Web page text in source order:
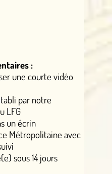
:
une courte vidéo
par notre
LFG
un écrin
Métropolitaine avec
sous 14 jours